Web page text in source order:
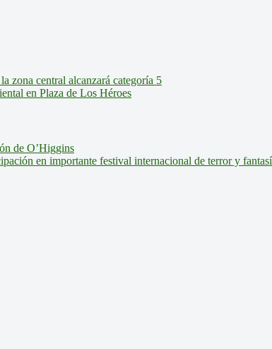
zona central alcanzará categoría 5
en Plaza de Los Héroes
de O’Higgins
en importante festival internacional de terror y